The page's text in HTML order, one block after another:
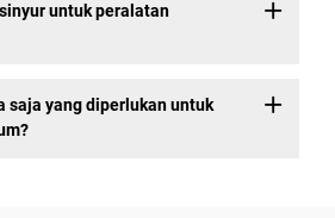
untuk peralatan
saja yang diperlukan untuk